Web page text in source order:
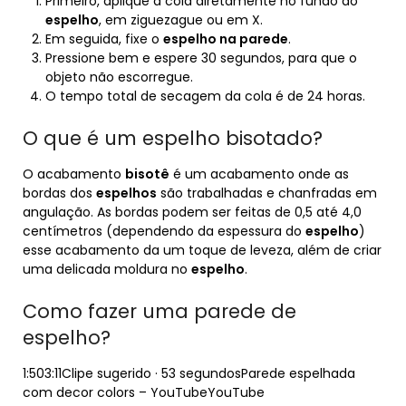
espelho, em ziguezague ou em X.
Em seguida, fixe o espelho na parede.
Pressione bem e espere 30 segundos, para que o
objeto não escorregue.
O tempo total de secagem da cola é de 24 horas.
O que é um espelho bisotado?
O acabamento bisotê é um acabamento onde as
bordas dos espelhos são trabalhadas e chanfradas em
angulação. As bordas podem ser feitas de 0,5 até 4,0
centímetros (dependendo da espessura do espelho)
esse acabamento da um toque de leveza, além de criar
uma delicada moldura no espelho.
Como fazer uma parede de
espelho?
1:503:11Clipe sugerido · 53 segundosParede espelhada
com decor colors – YouTubeYouTube